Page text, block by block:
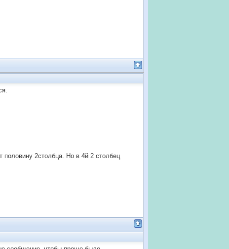
половину 2столбца. Но в 4й 2 столбец